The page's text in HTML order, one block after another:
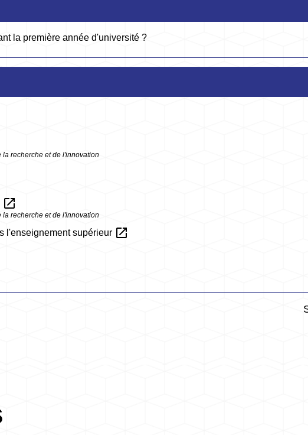
la première année d'université ?
recherche et de l'innovation
open_in_new
recherche et de l'innovation
l'enseignement supérieur open_in_new